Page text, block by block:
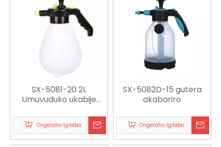
SX-5081-20 2L
Umuvuduko ukabije
guhanagura no kugira
isuku
Ongeraho Igitebo
SX-5082D-15 gutera
akabariro
Ongeraho Igitebo